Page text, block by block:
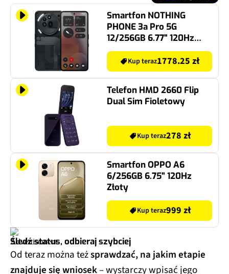
Smartfon NOTHING
PHONE 3a Pro 5G
12/256GB 6.77" 120Hz
Czarny
Kup teraz1778.25 zł
Telefon HMD 2660 Flip
Dual Sim Fioletowy
Kup teraz278 zł
Smartfon OPPO A6
6/256GB 6.75" 120Hz
Złoty
Kup teraz999 zł
Śledź status, odbieraj szybciej
Od teraz można teżsprawdzać, na jakim etapie
znajduje się wniosek– wystarczy wpisać jego